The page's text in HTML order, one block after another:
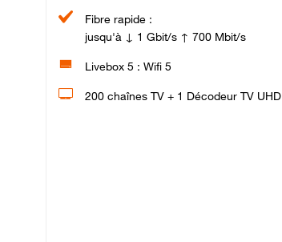
Fibre rapide :
jusqu'à ↓ 1 Gbit/s ↑ 700 Mbit/s
Livebox 5 : Wifi 5
200 chaînes TV + 1 Décodeur TV UHD